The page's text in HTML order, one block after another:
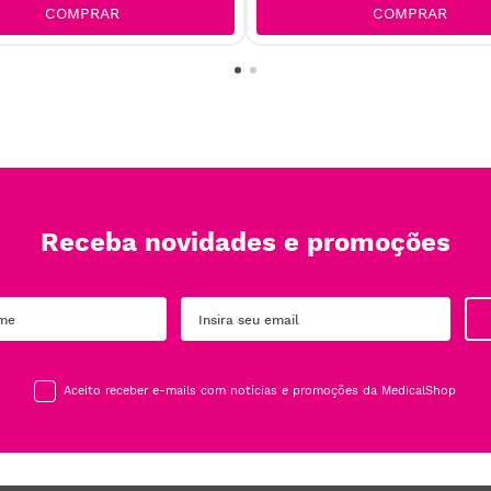
COMPRAR COMPRAR
Receba novidades e promoções
Aceito receber e-mails com notícias e promoções da MedicalShop